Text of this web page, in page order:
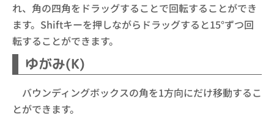
れ、角の四角をドラッグすることで回転することができ
ます。Shiftキーを押しながらドラッグすると15°ずつ回
転することができます。
ゆがみ(K)
バウンディングボックスの角を1方向にだけ移動するこ
とができます。